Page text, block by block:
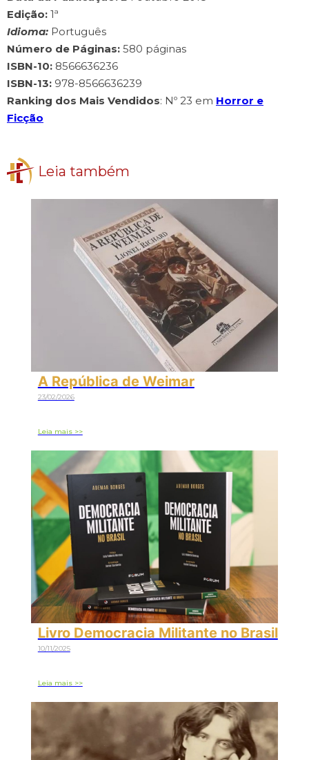
Edição: ‎1ª
Idioma: ‎Português
Número de Páginas: ‎580 páginas
ISBN-10: ‎8566636236
ISBN-13: ‎978-8566636239
Ranking dos Mais Vendidos: Nº 23 em Horror e
Ficção
Leia também
A República de Weimar
23/02/2026
Leia mais >>
Livro Democracia Militante no Brasil
10/11/2025
Leia mais >>